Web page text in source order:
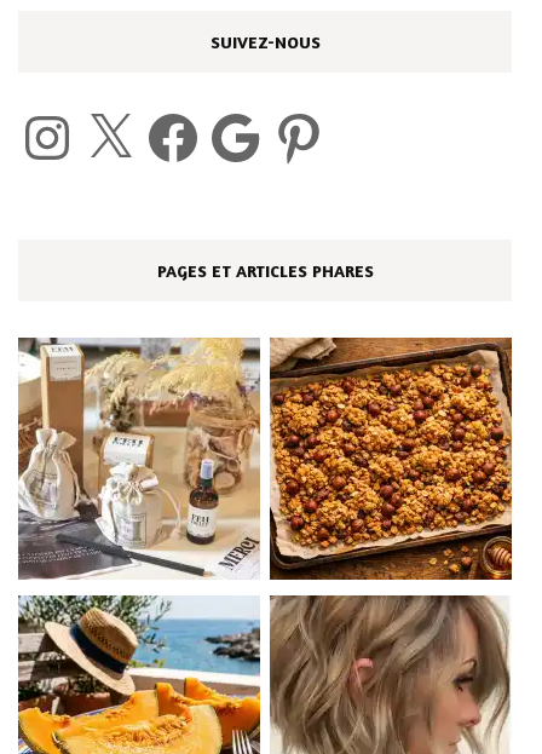
SUIVEZ-NOUS
Instagram Facebook Google Pinterest
PAGES ET ARTICLES PHARES